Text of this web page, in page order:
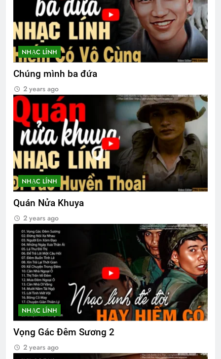
NHẠC LÍNH
Chúng mình ba đứa
2 years ago
NHẠC LÍNH
Quán Nửa Khuya
2 years ago
NHẠC LÍNH
Vọng Gác Đêm Sương 2
2 years ago